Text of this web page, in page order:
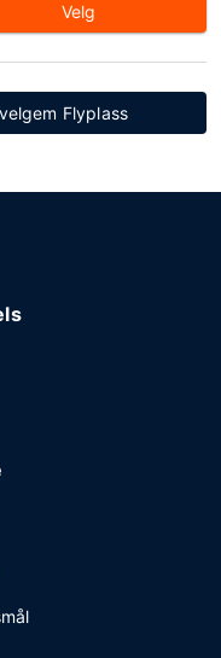
Velg
Flyplass